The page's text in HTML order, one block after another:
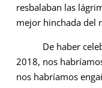
resbalaban las
mejor hinchada del
De haber
2018, nos
nos habríamos